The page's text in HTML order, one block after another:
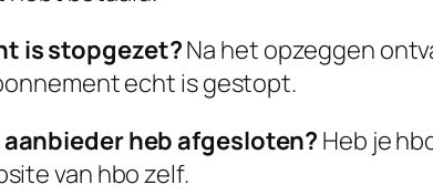
is stopgezet?Na het opzeggen
echt is gestopt.
heb afgesloten? Heb je
van hbo zelf.